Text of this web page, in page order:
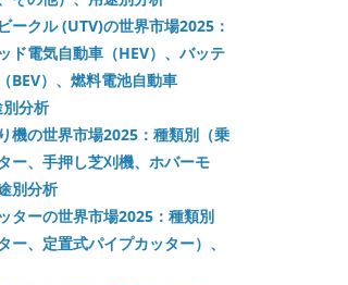
ークル (UTV)の世界市場2025：
ド電気自動車（HEV）、バッテ
BEV）、燃料電池自動車
別分析
機の世界市場2025：種類別（乗
ー、手押し芝刈機、ホバーモ
別分析
ターの世界市場2025：種類別
ー、定置式パイプカッター）、